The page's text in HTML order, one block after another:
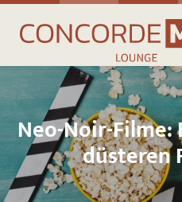
Neo-Noir-Filme:
düsteren